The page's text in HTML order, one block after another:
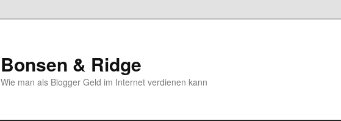
Bonsen & Ridge
Wie man als Blogger Geld im Internet verdienen kann